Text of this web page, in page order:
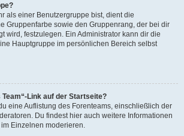
als einer Benutzergruppe bist, dient die
Gruppenfarbe sowie den Gruppenrang, der bei dir
wird, festzulegen. Ein Administrator kann dir die
Hauptgruppe im persönlichen Bereich selbst
Link auf der Startseite?
eine Auflistung des Forenteams, einschließlich der
Du findest hier auch weitere Informationen
Einzelnen moderieren.